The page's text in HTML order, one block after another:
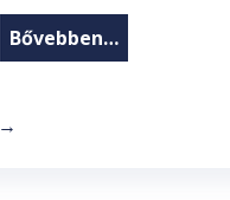
Bővebben…
→